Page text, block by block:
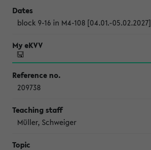
block 9-16 in M4-108 [04.01.-05.02.2027]
209738
Müller, Schweiger